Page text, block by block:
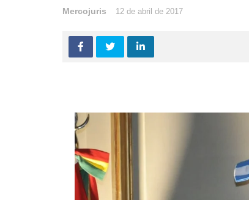
Mercojuris 12 de abril de 2017